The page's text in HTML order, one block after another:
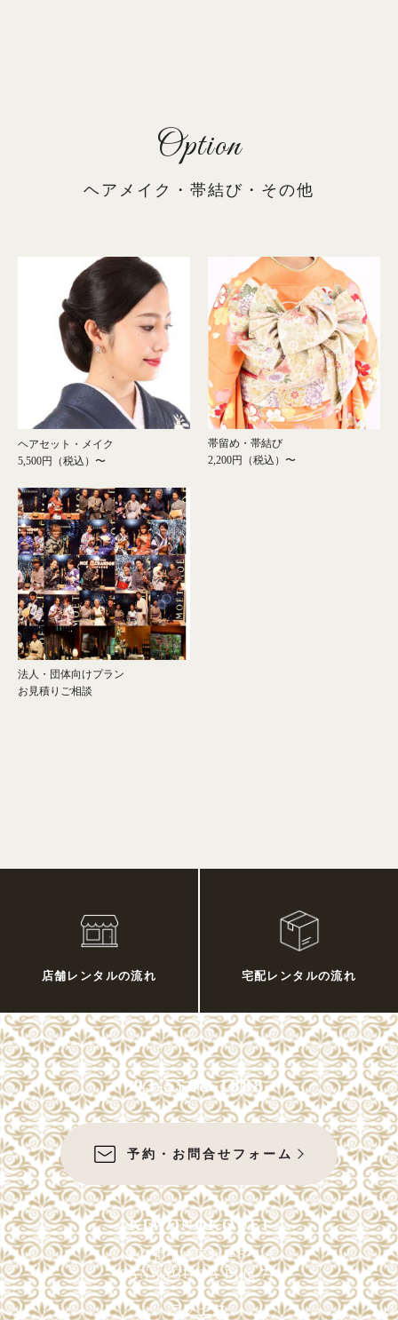
Option
ヘアメイク・帯結び・その他
ヘアセット・メイク
5,500円（税込）〜
帯留め・帯結び
2,200円（税込）〜
法人・団体向けプラン
お見積りご相談
店舗レンタルの流れ 宅配レンタルの流れ
03-5568-1888
予約・お問合せフォーム
KIMONOKOUEI
東京都中央区銀座6-4-9
SANWAGINZA Bldg 7F
アクセス